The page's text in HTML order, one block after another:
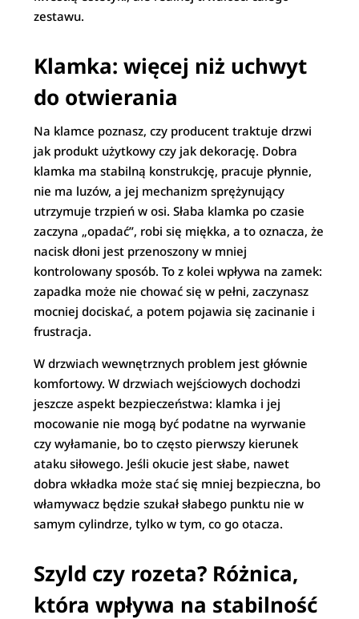
zestawu.
Klamka: więcej niż uchwyt
do otwierania
Na klamce poznasz, czy producent traktuje drzwi
jak produkt użytkowy czy jak dekorację. Dobra
klamka ma stabilną konstrukcję, pracuje płynnie,
nie ma luzów, a jej mechanizm sprężynujący
utrzymuje trzpień w osi. Słaba klamka po czasie
zaczyna „opadać”, robi się miękka, a to oznacza, że
nacisk dłoni jest przenoszony w mniej
kontrolowany sposób. To z kolei wpływa na zamek:
zapadka może nie chować się w pełni, zaczynasz
mocniej dociskać, a potem pojawia się zacinanie i
frustracja.
W drzwiach wewnętrznych problem jest głównie
komfortowy. W drzwiach wejściowych dochodzi
jeszcze aspekt bezpieczeństwa: klamka i jej
mocowanie nie mogą być podatne na wyrwanie
czy wyłamanie, bo to często pierwszy kierunek
ataku siłowego. Jeśli okucie jest słabe, nawet
dobra wkładka może stać się mniej bezpieczna, bo
włamywacz będzie szukał słabego punktu nie w
samym cylindrze, tylko w tym, co go otacza.
Szyld czy rozeta? Różnica,
która wpływa na stabilność